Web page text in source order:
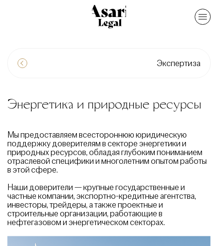
Экспертиза
Энергетика и природные ресурсы
Мы предоставляем всестороннюю юридическую
поддержку доверителям в секторе энергетики и
природных ресурсов, обладая глубоким пониманием
отраслевой специфики и многолетним опытом работы
в этой сфере.
Наши доверители — крупные государственные и
частные компании, экспортно-кредитные агентства,
инвесторы, трейдеры, а также проектные и
строительные организации, работающие в
нефтегазовом и энергетическом секторах.